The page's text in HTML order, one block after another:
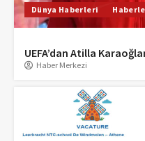
Dünya Haberleri
UEFA’dan Atilla
Haber Merkezi